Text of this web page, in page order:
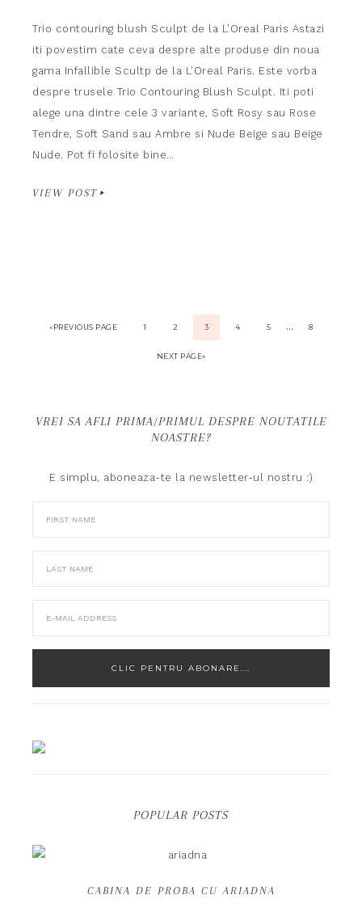
Trio contouring blush Sculpt de la L’Oreal Paris Astazi
iti povestim cate ceva despre alte produse din noua
gama Infallible Scultp de la L’Oreal Paris. Este vorba
despre trusele Trio Contouring Blush Sculpt. Iti poti
alege una dintre cele 3 variante, Soft Rosy sau Rose
Tendre, Soft Sand sau Ambre si Nude Beige sau Beige
Nude. Pot fi folosite bine…
VIEW POST
«PREVIOUS PAGE 1 2 3 4 5 … 8
NEXT PAGE»
VREI SA AFLI PRIMA/PRIMUL DESPRE NOUTATILE
NOASTRE?
E simplu, aboneaza-te la newsletter-ul nostru :)
POPULAR POSTS
CABINA DE PROBA CU ARIADNA